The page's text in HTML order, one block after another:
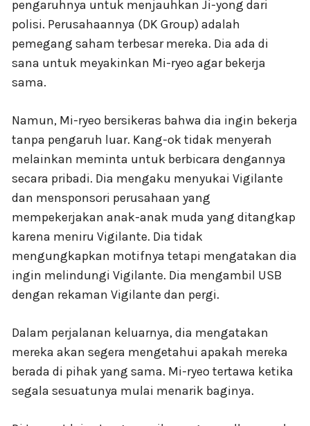
pengaruhnya untuk menjauhkan Ji-yong dari
polisi. Perusahaannya (DK Group) adalah
pemegang saham terbesar mereka. Dia ada di
sana untuk meyakinkan Mi-ryeo agar bekerja
sama.
Namun, Mi-ryeo bersikeras bahwa dia ingin bekerja
tanpa pengaruh luar. Kang-ok tidak menyerah
melainkan meminta untuk berbicara dengannya
secara pribadi. Dia mengaku menyukai Vigilante
dan mensponsori perusahaan yang
mempekerjakan anak-anak muda yang ditangkap
karena meniru Vigilante. Dia tidak
mengungkapkan motifnya tetapi mengatakan dia
ingin melindungi Vigilante. Dia mengambil USB
dengan rekaman Vigilante dan pergi.
Dalam perjalanan keluarnya, dia mengatakan
mereka akan segera mengetahui apakah mereka
berada di pihak yang sama. Mi-ryeo tertawa ketika
segala sesuatunya mulai menarik baginya.